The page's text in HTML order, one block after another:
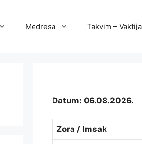
Medresa Takvim – Vaktija
Datum: 06.08.2026.
Zora / Imsak